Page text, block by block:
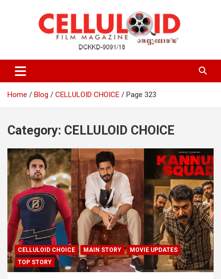
celluloid
Home Blog CELLULOID CHOICE Page 323
Category: CELLULOID CHOICE
CELLULOID CHOICE MAIN STORY
MOVIE UPDATES
TOP STORY